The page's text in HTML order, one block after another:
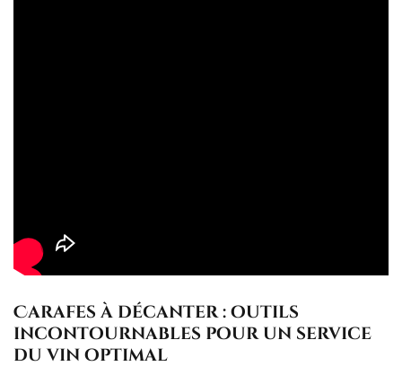
Carafes à décanter : outils
incontournables pour un service
du vin optimal